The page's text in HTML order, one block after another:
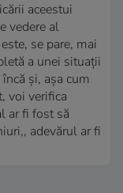
aceestui
vedere al
se pare, mai
a unei situații
și, așa cum
voi verifica
ar fi fost să
adevărul ar fi